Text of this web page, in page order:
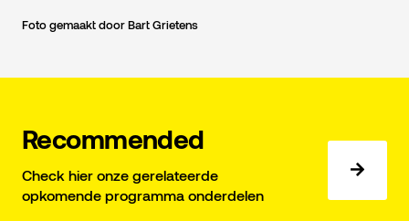
Foto gemaakt door Bart Grietens
Recommended
Check hier onze gerelateerde
opkomende programma onderdelen